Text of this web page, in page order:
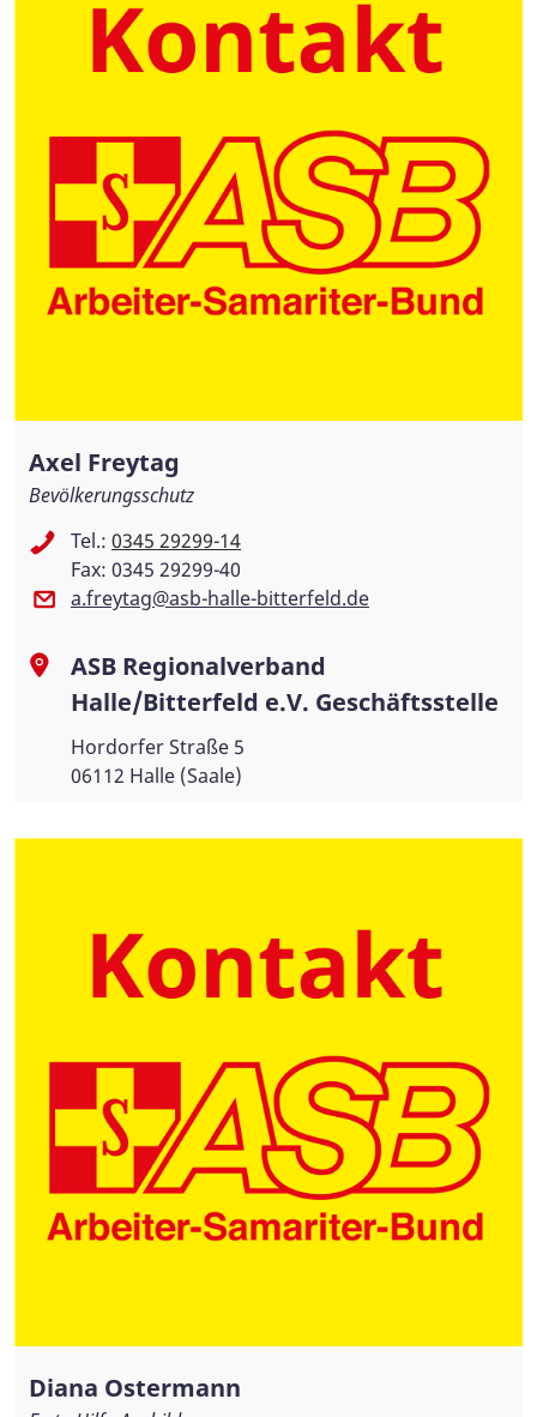
Axel Freytag
Bevölkerungsschutz
Tel.: 0345 29299-14
Fax: 0345 29299-40
a.freytag@asb-halle-bitterfeld.de
ASB Regionalverband
Halle/Bitterfeld e.V. Geschäftsstelle
Hordorfer Straße 5
06112 Halle (Saale)
Diana Ostermann